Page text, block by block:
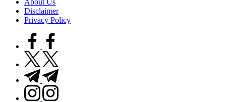
About Us
Disclaimer
Privacy Policy
facebook.com
twitter.com
t.me
instagram.com